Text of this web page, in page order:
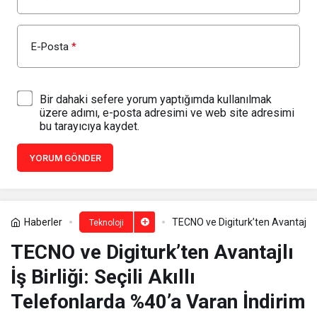
E-Posta *
Bir dahaki sefere yorum yaptığımda kullanılmak
üzere adımı, e-posta adresimi ve web site adresimi
bu tarayıcıya kaydet.
YORUM GÖNDER
Haberler Teknoloji TECNO ve Digiturk’ten Avantajlı
TECNO ve Digiturk’ten Avantajlı
İş Birliği: Seçili Akıllı
Telefonlarda %40’a Varan İndirim